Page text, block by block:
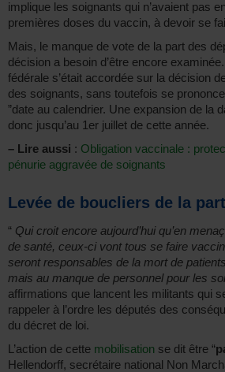
implique les soignants qui n’avaient pas
premières doses du vaccin, à devoir se
Mais, le manque de vote de la part des
décision a besoin d’être encore
fédérale s’était accordée sur la décision
des soignants, sans toutefois se
”date au calendrier. Une expansion de la
donc jusqu’au 1er juillet de cette année.
– Lire aussi : Obligation vaccinale :
pénurie aggravée de soignants
Levée de boucliers de la
“ Qui croit encore aujourd’hui qu’en
de santé, ceux-ci vont tous se faire
seront responsables de la mort de
mais au manque de personnel pour les
affirmations que lancent les militants qui
rappeler à l’ordre les députés des
du décret de loi.
L’action de cette mobilisation se dit être “
Hellendorff, secrétaire national Non